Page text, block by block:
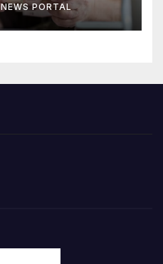
NEWS PORTAL